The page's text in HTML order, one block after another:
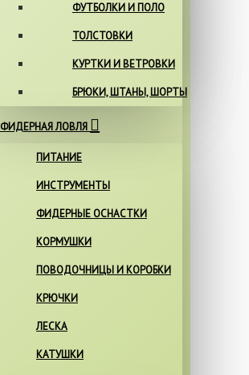
ФУТБОЛКИ И ПОЛО
ТОЛСТОВКИ
КУРТКИ И ВЕТРОВКИ
БРЮКИ, ШТАНЫ, ШОРТЫ
ФИДЕРНАЯ ЛОВЛЯ
ПИТАНИЕ
ИНСТРУМЕНТЫ
ФИДЕРНЫЕ ОСНАСТКИ
КОРМУШКИ
ПОВОДОЧНИЦЫ И КОРОБКИ
КРЮЧКИ
ЛЕСКА
КАТУШКИ